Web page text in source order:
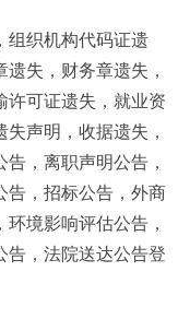
组织机构代码证遗
失，财务章遗失，
许可证遗失，就业资
声明，收据遗失，
，离职声明公告，
告，招标公告，外商
境影响评估公告，
告，法院送达公告登